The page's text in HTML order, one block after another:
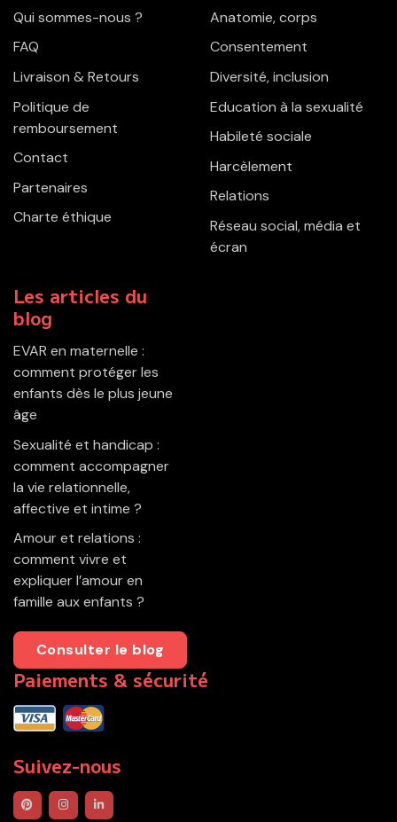
Qui sommes-nous ?
FAQ
Livraison & Retours
Politique de
remboursement
Contact
Partenaires
Charte éthique
Anatomie, corps
Consentement
Diversité, inclusion
Education à la sexualité
Habileté sociale
Harcèlement
Relations
Réseau social, média et
écran
Les articles du
blog
EVAR en maternelle :
comment protéger les
enfants dès le plus jeune
âge
Sexualité et handicap :
comment accompagner
la vie relationnelle,
affective et intime ?
Amour et relations :
comment vivre et
expliquer l’amour en
famille aux enfants ?
Consulter le blog
Paiements & sécurité
Suivez-nous